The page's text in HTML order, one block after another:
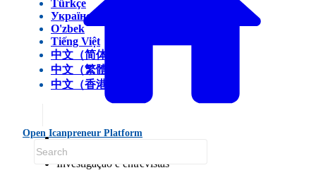
Türkçe
Українська
O'zbek
Tiếng Việt
中文（简体）
中文（繁體）
中文（香港）
Open Icanpreneur Platform
FAQ
Investigação e entrevistas